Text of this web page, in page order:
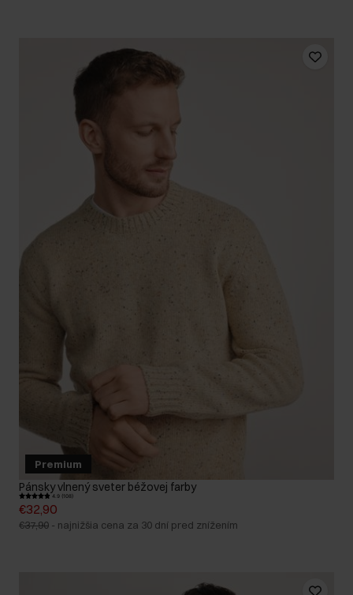
Premium
Pánsky vlnený sveter béžovej farby
4.9 (108)
€32,90
€37,90 - najnižšia cena za 30 dní pred znížením